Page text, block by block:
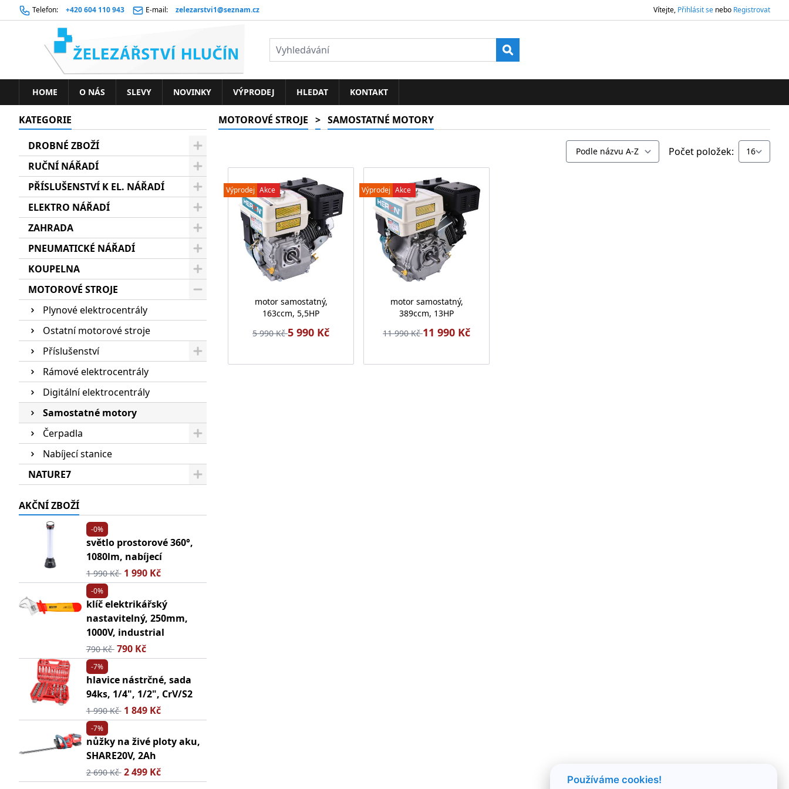
Telefon: +420 604 110 943 E-mail: zelezarstvi1@seznam.cz Vítejte, Přihlásit se nebo Registrovat
Vyhledávání
HOME O NÁS SLEVY NOVINKY VÝPRODEJ HLEDAT KONTAKT
KATEGORIE
DROBNÉ ZBOŽÍ
RUČNÍ NÁŘADÍ
PŘÍSLUŠENSTVÍ K EL. NÁŘADÍ
ELEKTRO NÁŘADÍ
ZAHRADA
PNEUMATICKÉ NÁŘADÍ
KOUPELNA
MOTOROVÉ STROJE
Plynové elektrocentrály
Ostatní motorové stroje
Příslušenství
Rámové elektrocentrály
Digitální elektrocentrály
Samostatné motory
Čerpadla
Nabíjecí stanice
NATURE7
AKČNÍ ZBOŽÍ
-0%
světlo prostorové 360°,
1080lm, nabíjecí
1 990 Kč 1 990 Kč
-0%
klíč elektrikářský
nastavitelný, 250mm,
1000V, industrial
790 Kč 790 Kč
-7%
hlavice nástrčné, sada
94ks, 1/4", 1/2", CrV/S2
1 990 Kč 1 849 Kč
-7%
nůžky na živé ploty aku,
SHARE20V, 2Ah
2 690 Kč 2 499 Kč
MOTOROVÉ STROJE > SAMOSTATNÉ MOTORY
Počet položek:
Výprodej Akce
motor samostatný,
163ccm, 5,5HP
5 990 Kč5 990 Kč
Výprodej Akce
motor samostatný,
389ccm, 13HP
11 990 Kč11 990 Kč
Používáme cookies!